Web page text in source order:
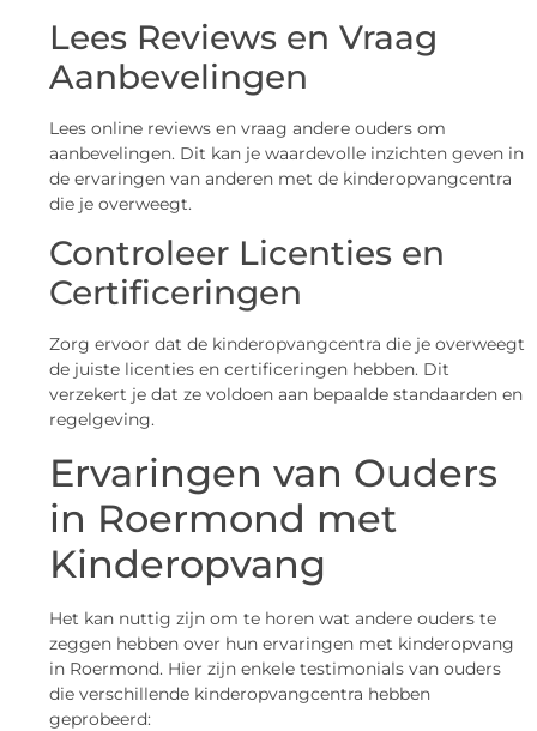
Lees Reviews en Vraag
Aanbevelingen
Lees online reviews en vraag andere ouders om
aanbevelingen. Dit kan je waardevolle inzichten geven in
de ervaringen van anderen met de kinderopvangcentra
die je overweegt.
Controleer Licenties en
Certificeringen
Zorg ervoor dat de kinderopvangcentra die je overweegt
de juiste licenties en certificeringen hebben. Dit
verzekert je dat ze voldoen aan bepaalde standaarden en
regelgeving.
Ervaringen van Ouders
in Roermond met
Kinderopvang
Het kan nuttig zijn om te horen wat andere ouders te
zeggen hebben over hun ervaringen met kinderopvang
in Roermond. Hier zijn enkele testimonials van ouders
die verschillende kinderopvangcentra hebben
geprobeerd: